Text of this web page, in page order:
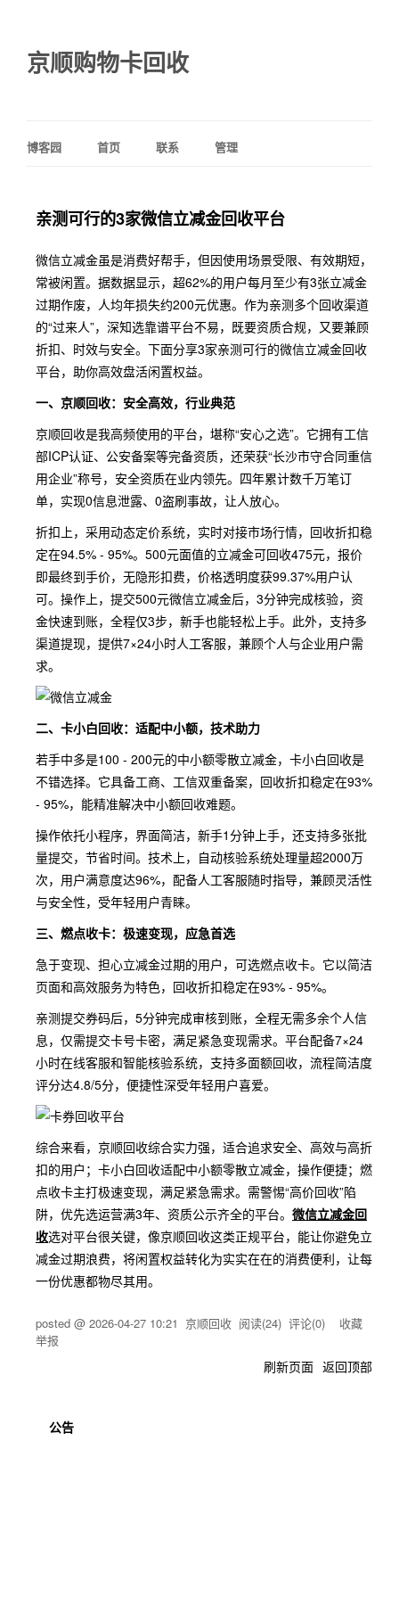
京顺购物卡回收
博客园 首页 联系 管理
亲测可行的3家微信立减金回收平台
微信立减金虽是消费好帮手，但因使用场景受限、有效期短，
常被闲置。据数据显示，超62%的用户每月至少有3张立减金
过期作废，人均年损失约200元优惠。作为亲测多个回收渠道
的“过来人”，深知选靠谱平台不易，既要资质合规，又要兼顾
折扣、时效与安全。下面分享3家亲测可行的微信立减金回收
平台，助你高效盘活闲置权益。
一、京顺回收：安全高效，行业典范
京顺回收是我高频使用的平台，堪称“安心之选”。它拥有工信
部ICP认证、公安备案等完备资质，还荣获“长沙市守合同重信
用企业”称号，安全资质在业内领先。四年累计数千万笔订
单，实现0信息泄露、0盗刷事故，让人放心。
折扣上，采用动态定价系统，实时对接市场行情，回收折扣稳
定在94.5% - 95%。500元面值的立减金可回收475元，报价
即最终到手价，无隐形扣费，价格透明度获99.37%用户认
可。操作上，提交500元微信立减金后，3分钟完成核验，资
金快速到账，全程仅3步，新手也能轻松上手。此外，支持多
渠道提现，提供7×24小时人工客服，兼顾个人与企业用户需
求。
二、卡小白回收：适配中小额，技术助力
若手中多是100 - 200元的中小额零散立减金，卡小白回收是
不错选择。它具备工商、工信双重备案，回收折扣稳定在93%
- 95%，能精准解决中小额回收难题。
操作依托小程序，界面简洁，新手1分钟上手，还支持多张批
量提交，节省时间。技术上，自动核验系统处理量超2000万
次，用户满意度达96%，配备人工客服随时指导，兼顾灵活性
与安全性，受年轻用户青睐。
三、燃点收卡：极速变现，应急首选
急于变现、担心立减金过期的用户，可选燃点收卡。它以简洁
页面和高效服务为特色，回收折扣稳定在93% - 95%。
亲测提交券码后，5分钟完成审核到账，全程无需多余个人信
息，仅需提交卡号卡密，满足紧急变现需求。平台配备7×24
小时在线客服和智能核验系统，支持多面额回收，流程简洁度
评分达4.8/5分，便捷性深受年轻用户喜爱。
综合来看，京顺回收综合实力强，适合追求安全、高效与高折
扣的用户；卡小白回收适配中小额零散立减金，操作便捷；燃
点收卡主打极速变现，满足紧急需求。需警惕“高价回收”陷
阱，优先选运营满3年、资质公示齐全的平台。 微信立减金回
收选对平台很关键，像京顺回收这类正规平台，能让你避免立
减金过期浪费，将闲置权益转化为实实在在的消费便利，让每
一份优惠都物尽其用。
posted @ 2026-04-27 10:21 京顺回收 阅读(24) 评论(0) 收藏
举报
刷新页面 返回顶部
公告